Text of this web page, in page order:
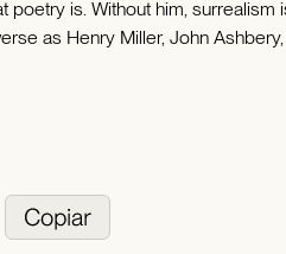
is. Without him, surrealism
as Henry Miller, John